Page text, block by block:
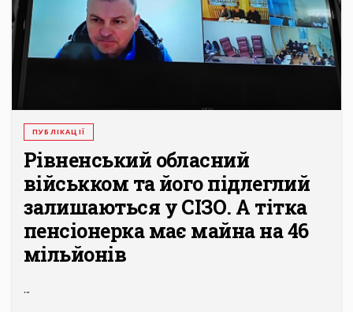
ПУБЛІКАЦІЇ
Рівненський обласний
військком та його підлеглий
залишаються у СІЗО. А тітка
пенсіонерка має майна на 46
мільйонів
...